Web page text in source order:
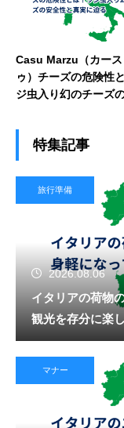
Casu Marzu（カース
ゥ）チーズの危険性
ジ虫入り幻のチーズ
特集記事
旅行準備
2026.08.06
イタリアの荷物
観光を存分に楽
マナー